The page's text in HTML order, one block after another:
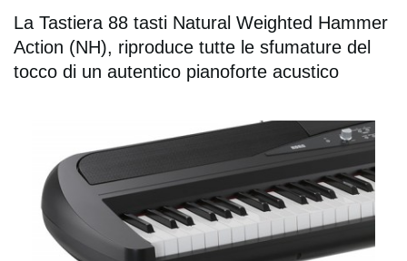
La Tastiera 88 tasti Natural Weighted Hammer
Action (NH), riproduce tutte le sfumature del
tocco di un autentico pianoforte acustico